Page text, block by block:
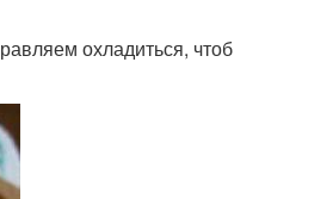
охладиться, чтоб